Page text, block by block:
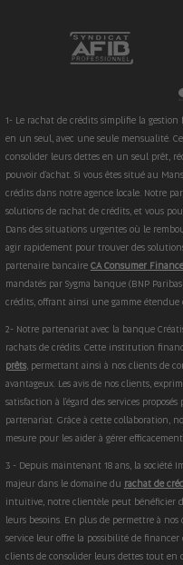
1- Le rachat de crédits simplifie la gestion
en un seul, avec une seule mensualité.
consolider leurs dettes en un seul prêt,
pouvoir d'achat. Si vous êtes situé au
crédits dans notre agence locale. Notre
solutions de rachat de crédits, et vous
Dans des situations urgentes où le
agir rapidement pour trouver des
partenaire bancaire CA Consumer
mandatés par Sygma banque (BNP
crédits, offrant ainsi une gamme étendue
2- Notre partenariat avec la banque
rachats de crédits. Cette institution
prêts, permettant ainsi à nos clients de
avantageux. Les avis de nos clients,
satisfaction à l'égard des services
partenariat. Grâce à cette collaboration,
mesure pour les aider à gérer
3 - Depuis maintenant 18 ans, la société
majeur dans le domaine du rachat de
intuitive, notre clientèle peut bénéficier
leurs besoins. En plus de permettre à
service leur offre la possibilité de
clients de consolider leurs dettes tout en